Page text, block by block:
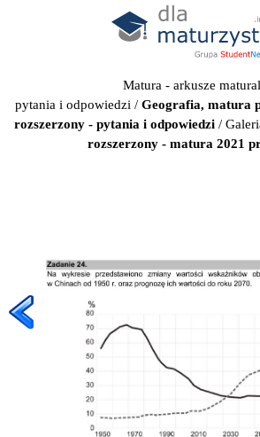
Matura - arkusze
pytania i odpowiedzi / Geografia, matura
rozszerzony - pytania i odpowiedzi /
rozszerzony - matura 2021